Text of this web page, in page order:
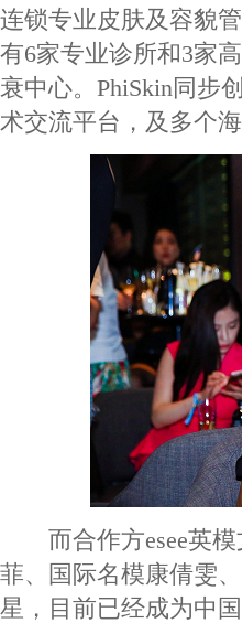
连锁专业皮肤及容貌
有6家专业诊所和3家
衰中心。PhiSkin同步
术交流平台，及多个
而合作方esee英模
菲、国际名模康倩雯
星，目前已经成为中